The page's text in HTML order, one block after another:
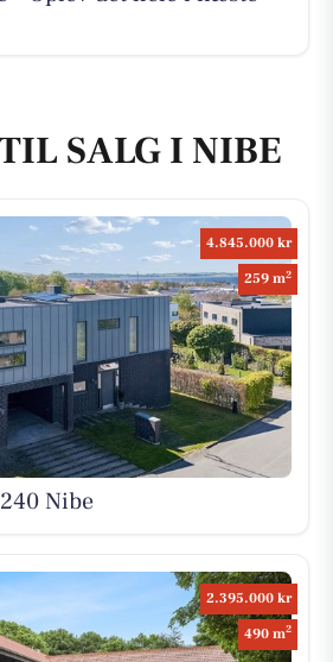
SALG I NIBE
4.845.000 kr
259 m2
Nibe
2.395.000 kr
490 m2